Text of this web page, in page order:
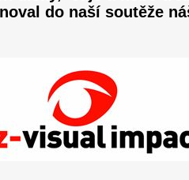
do naší soutěže